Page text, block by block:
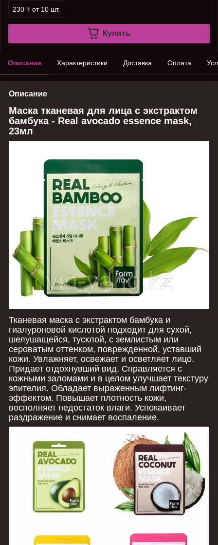
230 ₸ от 10 шт.
Купить
Описание Характеристики Доставка Оплата
Описание
Маска тканевая для лица с экстрактом
бамбука - Real avocado essence mask,
23мл
Тканевая маска с экстрактом бамбука и
гиалуроновой кислотой подходит для сухой,
шелушащейся, тусклой, с землистым или
сероватым оттенком, поврежденной, уставший
кожи. Увлажняет, освежает и осветляет лицо.
Придает отдохнувший вид. Справляется с
кожными заломами и в целом улучшает текстуру
эпителия. Обладает выраженным лифтинг-
эффектом. Повышает плотность кожи,
восполняет недостаток влаги. Успокаивает
раздражение и снимает воспаление.